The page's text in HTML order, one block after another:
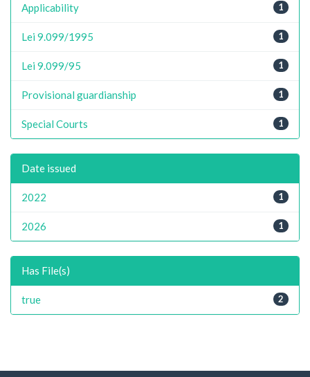
1
Applicability
1
Lei 9.099/1995
1
Lei 9.099/95
1
Provisional guardianship
1
Special Courts
Date issued
1
2022
1
2026
Has File(s)
2
true